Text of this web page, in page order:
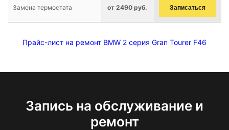
Замена термостата от 2490 руб. Записаться
Прайс-лист на ремонт BMW 2 серия Gran Tourer F46
Запись на обслуживание и
ремонт